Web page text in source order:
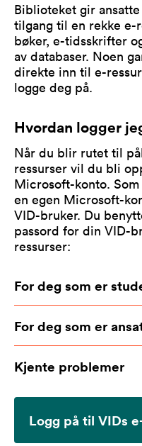
Biblioteket gir
tilgang til en rekke e-
bøker, e-tidsskrifter
av databaser. Noen
direkte inn til e-
logge deg på.
Hvordan logger
Når du blir rutet til
ressurser vil du bli
Microsoft-konto.
en egen Microsoft-
VID-bruker. Du
passord for din VID-
ressurser:
For deg som er
For deg som er
Kjente problemer
Logg på til VIDs